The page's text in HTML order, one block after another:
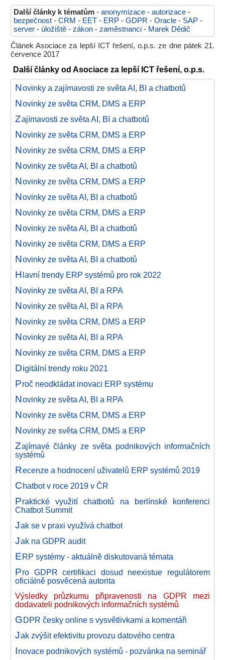
Další články k tématům - anonymizace - autorizace -
bezpečnost - CRM - EET - ERP - GDPR - Oracle - SAP -
server - úložiště - zákon - zaměstnanci - Marek Dědič
Článek Asociace za lepší ICT řešení, o.p.s. ze dne pátek 21.
července 2017
Další články od Asociace za lepší ICT řešení, o.p.s.
Novinky a zajímavosti ze světa AI, BI a chatbotů
Novinky ze světa CRM, DMS a ERP
Zajímavosti ze světa AI, BI a chatbotů
Novinky ze světa CRM, DMS a ERP
Novinky ze světa CRM, DMS a ERP
Novinky ze světa AI, BI a chatbotů
Novinky ze světa CRM, DMS a ERP
Novinky ze světa AI, BI a chatbotů
Novinky ze světa CRM, DMS a ERP
Novinky ze světa AI, BI a chatbotů
Novinky ze světa CRM, DMS a ERP
Novinky ze světa AI, BI a chatbotů
Hlavní trendy ERP systémů pro rok 2022
Novinky ze světa AI, BI a RPA
Novinky ze světa AI, BI a RPA
Novinky ze světa CRM, DMS a ERP
Novinky ze světa AI, BI a RPA
Novinky ze světa CRM, DMS a ERP
Digitální trendy roku 2021
Proč neodkládat inovaci ERP systému
Novinky ze světa AI, BI a RPA
Novinky ze světa CRM, DMS a ERP
Novinky ze světa CRM, DMS a ERP
Zajímavé články ze světa podnikových informačních
systémů
Recenze a hodnocení uživatelů ERP systémů 2019
Chatbot v roce 2019 v ČR
Praktické využití chatbotů na berlínské konferenci
Chatbot Summit
Jak se v praxi využívá chatbot
Jak na GDPR audit
ERP systémy - aktuálně diskutovaná témata
Pro GDPR certifikaci dosud neexistue regulátorem
oficiálně posvěcená autorita
Výsledky průzkumu připravenosti na GDPR mezi
dodavateli podnikových informačních systémů
GDPR česky online s vysvětlivkami a komentáři
Jak zvýšit efektivitu provozu datového centra
Inovace podnikových systémů - pozvánka na seminář